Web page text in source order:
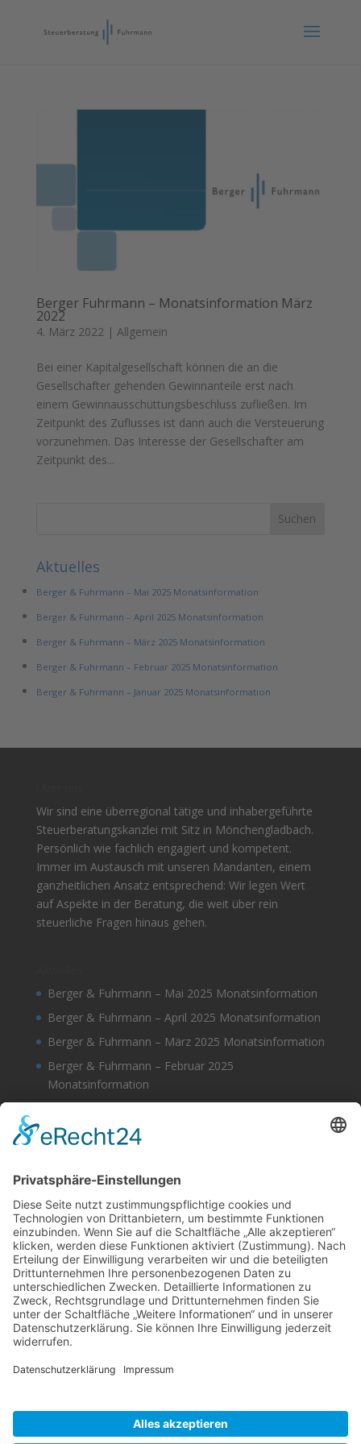
Berger Fuhrmann – Monatsinformation März
2022
4. März 2022 | Allgemein
Bei einer Kapitalgesellschaft können die an die
Gesellschafter gehenden Gewinnanteile erst nach
einem Gewinnausschüttungsbeschluss zufließen. Im
Zeitpunkt des Zuflusses ist dann auch die Versteuerung
vorzunehmen. Das Interesse der Gesellschafter am
Zeitpunkt des...
Aktuelles
Berger & Fuhrmann – Mai 2025 Monatsinformation
Berger & Fuhrmann – April 2025 Monatsinformation
Berger & Fuhrmann – März 2025 Monatsinformation
Berger & Fuhrmann – Februar 2025 Monatsinformation
Berger & Fuhrmann – Januar 2025 Monatsinformation
Wir sind eine überregional tätige und inhabergeführte
Steuerberatungskanzlei mit Sitz in Mönchengladbach.
Persönlich wie fachlich engagiert und kompetent.
Immer im Austausch mit unseren Mandanten, einem
ganzheitlichen Ansatz entsprechend: Wir legen Wert
auf Aspekte in der Beratung, die weit über rein
steuerliche Fragen hinaus gehen.
Berger & Fuhrmann – Mai 2025 Monatsinformation
Berger & Fuhrmann – April 2025 Monatsinformation
Berger & Fuhrmann – März 2025 Monatsinformation
Berger & Fuhrmann – Februar 2025
Monatsinformation
Monatsinformation
Suche
Datenschutz
Cookie-Einstellungen
Sonstige
Kontakt
Facebook
Anfahrt & Lageplan